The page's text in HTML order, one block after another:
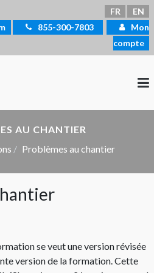
FR
EN
855-300-7803
Mon
compte
AU CHANTIER
Problèmes au chantier
se veut une version révisée
version de la formation. Cette